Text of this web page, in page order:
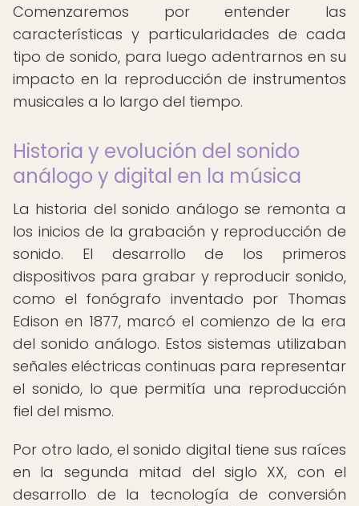
Comenzaremos por entender las
características y particularidades de cada
tipo de sonido, para luego adentrarnos en su
impacto en la reproducción de instrumentos
musicales a lo largo del tiempo.
Historia y evolución del sonido
análogo y digital en la música
La historia del sonido análogo se remonta a
los inicios de la grabación y reproducción de
sonido. El desarrollo de los primeros
dispositivos para grabar y reproducir sonido,
como el fonógrafo inventado por Thomas
Edison en 1877, marcó el comienzo de la era
del sonido análogo. Estos sistemas utilizaban
señales eléctricas continuas para representar
el sonido, lo que permitía una reproducción
fiel del mismo.
Por otro lado, el sonido digital tiene sus raíces
en la segunda mitad del siglo XX, con el
desarrollo de la tecnología de conversión